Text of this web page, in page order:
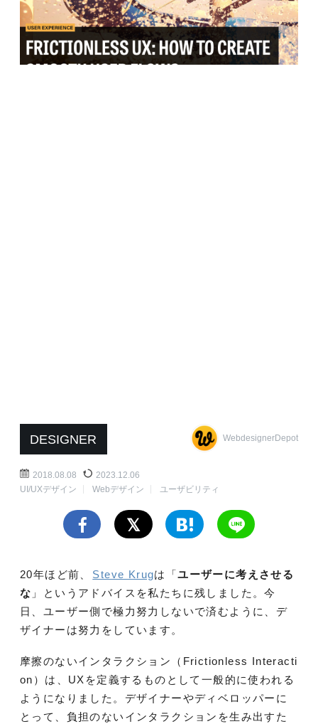
DESIGNER WebdesignerDepot
2018.08.08
2023.12.06
UI/UXデザイン
Webデザイン ユーザビリティ
20年ほど前、 Steve Krugは「ユーザーに考えさせる
な 」というアドバイスを私たちに残しました。今
日、ユーザー側で極力努力しないで済むように、デ
ザイナーは努力をしています。
摩擦のないインタラクション（Frictionless Interacti
on）は、UXを定義するものとして一般的に使われる
ようになりました。デザイナーやディベロッパーに
とって、負担のないインタラクションを生み出すた